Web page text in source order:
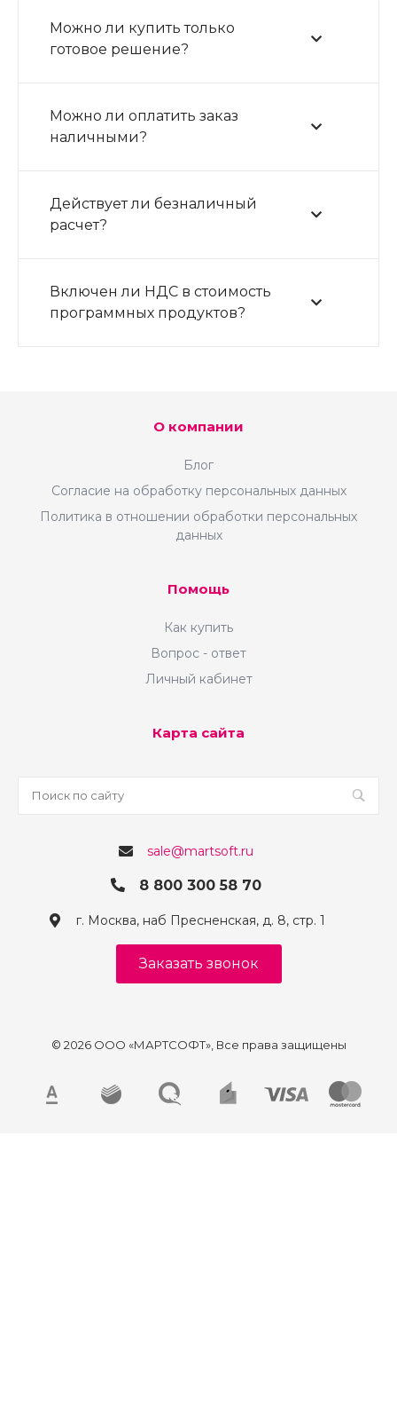
Можно ли купить только
готовое решение?
Можно ли оплатить заказ
наличными?
Действует ли безналичный
расчет?
Включен ли НДС в стоимость
программных продуктов?
О компании
Блог
Согласие на обработку персональных данных
Политика в отношении обработки персональных
данных
Помощь
Как купить
Вопрос - ответ
Личный кабинет
Карта сайта
sale@martsoft.ru
8 800 300 58 70
г. Москва, наб Пресненская, д. 8, стр. 1
Заказать звонок
© 2026 ООО «МАРТСОФТ», Все права защищены